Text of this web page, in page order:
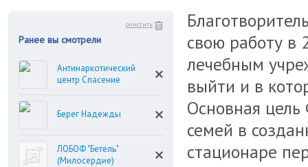
очистить
Ранее вы смотрели
Антинаркотический
центр Спасение
Берег Надежды
ЛОБОФ "Бетель"
(Милосердие)
свою работу в
лечебным
выйти и в
Основная
семей в
стационаре